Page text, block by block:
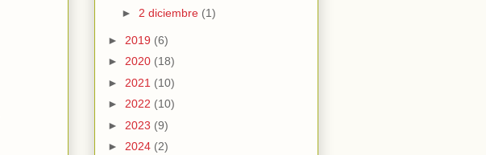
► 2 diciembre (1)
► 2019 (6)
► 2020 (18)
► 2021 (10)
► 2022 (10)
► 2023 (9)
► 2024 (2)